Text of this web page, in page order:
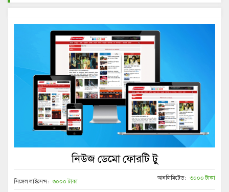
নিউজ ডেমো ফোরটি টু
সিঙ্গেল লাইসেন্স : ৩০০০ টাকা আনলিমিটেড : ৩০০০ টাকা